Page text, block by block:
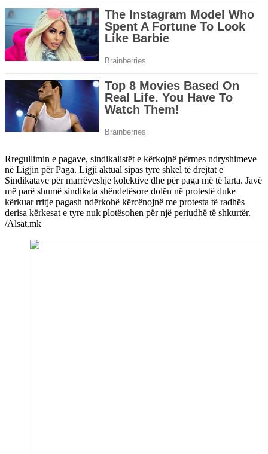
Rregullimin e pagave, sindikalistët e kërkojnë përmes ndryshimeve
në Ligjin për Paga. Ligji aktual sipas tyre shkel të drejtat e
Sindikatave për marrëveshje kolektive dhe për paga më të larta. Javë
më parë shumë sindikata shëndetësore dolën në protestë duke
kërkuar rritje pagash ndërkohë kërcënojnë me protesta të radhës
derisa kërkesat e tyre nuk plotësohen për një periudhë të shkurtër.
/Alsat.mk